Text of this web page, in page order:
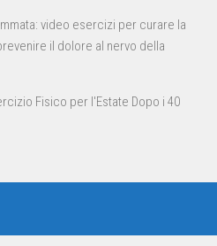
video esercizi per curare la
il dolore al nervo della
Fisico per l'Estate Dopo i 40